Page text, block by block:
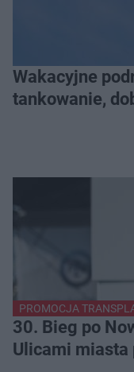
Wakacyjne
tankowanie,
PROMOCJA
30. Bieg po
Ulicami